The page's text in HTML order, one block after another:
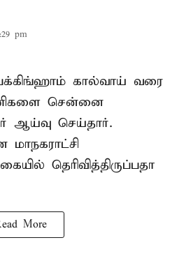
pm
கால்வாய் வரை
சென்னை
ஆய்வு செய்தார்.
தெரிவித்திருப்பதா
More